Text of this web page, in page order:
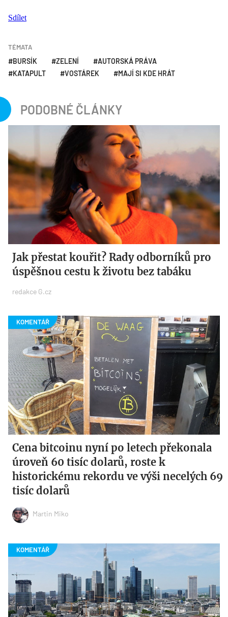
Sdílet
TÉMATA
BURSÍK ZELENÍ
AUTORSKÁ PRÁVA
KATAPULT
VOSTÁREK MAJÍ SI KDE HRÁT
PODOBNÉ ČLÁNKY
Jak přestat kouřit? Rady odborníků pro
úspěšnou cestu k životu bez tabáku
redakce G.cz
Cena bitcoinu nyní po letech překonala
úroveň 60 tisíc dolarů, roste k
historickému rekordu ve výši necelých 69
tisíc dolarů
Martin Miko